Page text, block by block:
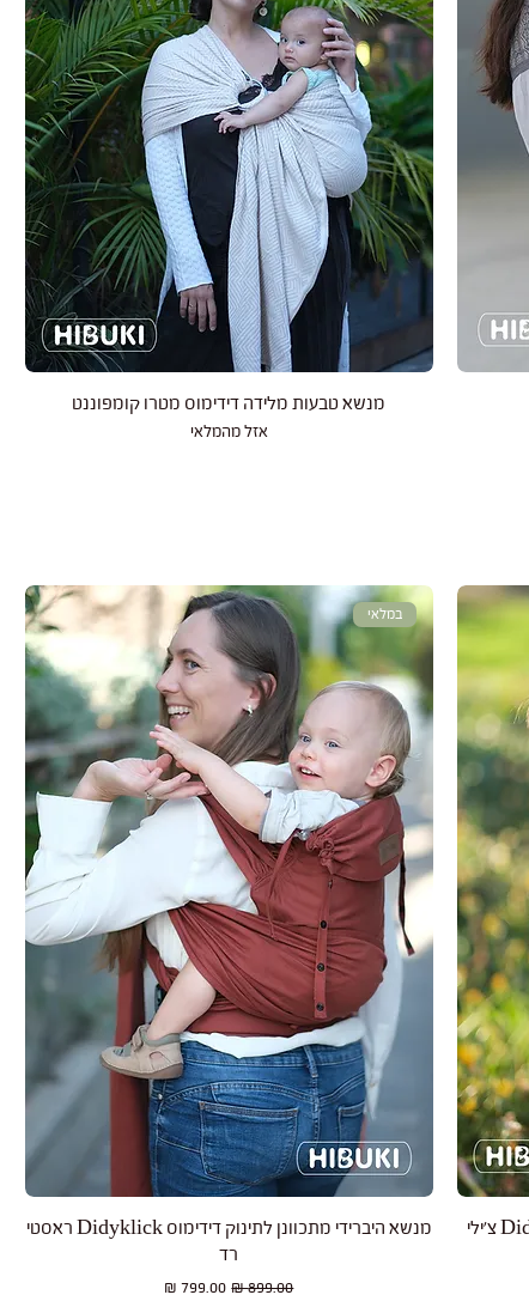
תצוגה מהירה
מנשא טבעות מלידה דידימוס מטרו קומפוננט
אזל מהמלאי
תצוגה מהירה
במלאי
מנשא היברידי מתכוונן לתינוק דידימוס Didyklick ראסטי
רד
מחיר רגיל‏899.00 ‏₪ מחיר מבצע